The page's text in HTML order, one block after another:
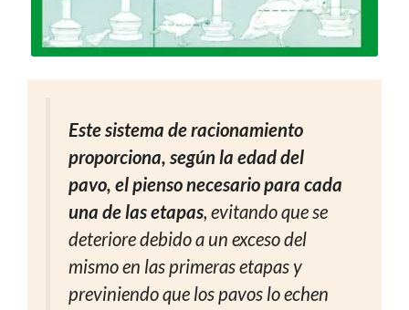
Este sistema de racionamiento
proporciona, según la edad del
pavo, el pienso necesario para cada
una de las etapas, evitando que se
deteriore debido a un exceso del
mismo en las primeras etapas y
previniendo que los pavos lo echen